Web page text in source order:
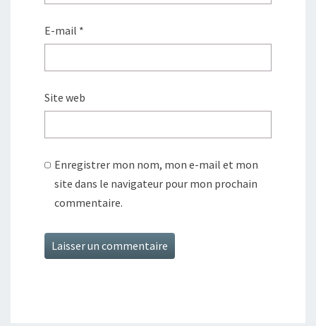
E-mail *
Site web
Enregistrer mon nom, mon e-mail et mon
site dans le navigateur pour mon prochain
commentaire.